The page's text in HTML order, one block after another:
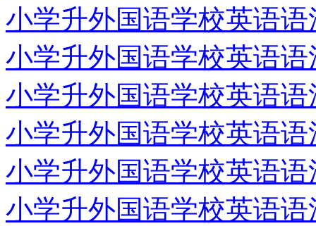
小学升外国语学校英语语
小学升外国语学校英语语
小学升外国语学校英语语
小学升外国语学校英语语
小学升外国语学校英语语
小学升外国语学校英语语